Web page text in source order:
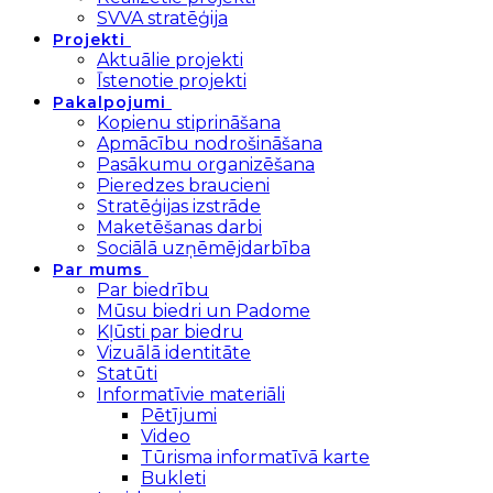
SVVA stratēģija
Projekti
Aktuālie projekti
Īstenotie projekti
Pakalpojumi
Kopienu stiprināšana
Apmācību nodrošināšana
Pasākumu organizēšana
Pieredzes braucieni
Stratēģijas izstrāde
Maketēšanas darbi
Sociālā uzņēmējdarbība
Par mums
Par biedrību
Mūsu biedri un Padome
Kļūsti par biedru
Vizuālā identitāte
Statūti
Informatīvie materiāli
Pētījumi
Video
Tūrisma informatīvā karte
Bukleti